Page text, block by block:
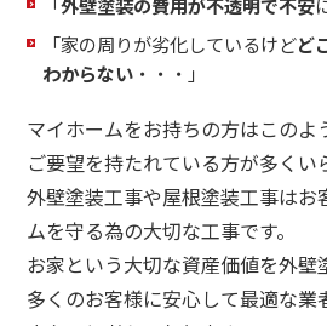
「家の周りが劣化しているけどど
わからない ・・・」
マイホームをお持ちの方はこのよ
ご要望を持たれている方が多くい
外壁塗装工事や屋根塗装工事はお
ムを守る為の大切な工事です。
お家という大切な資産価値を外壁
多くのお客様に安心して最適な業